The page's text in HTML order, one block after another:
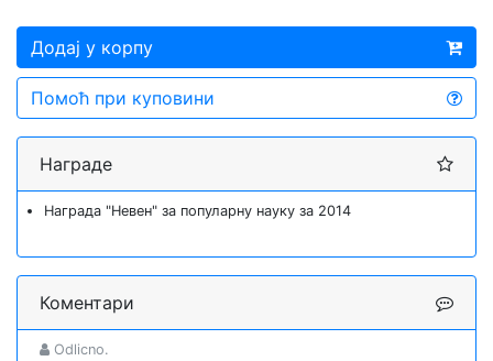
Додај у корпу
Помоћ при куповини
Награде
Награда "Невен" за популарну науку за 2014
Коментари
Odlicno.